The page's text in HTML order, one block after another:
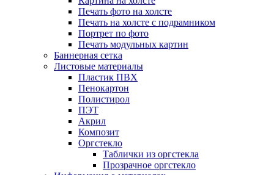
Печать фото на холсте
Печать на холсте с подрамником
Портрет по фото
Печать модульных картин
Баннерная сетка
Листовые материалы
Пластик ПВХ
Пенокартон
Полистирол
ПЭТ
Акрил
Композит
Оргстекло
Таблички из оргстекла
Прозрачное оргстекло